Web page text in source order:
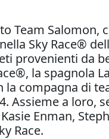
Team Salomon,
Sky Race®
provenienti da
la spagnola
la compagna di
Assieme a loro,
Enman,
Race.